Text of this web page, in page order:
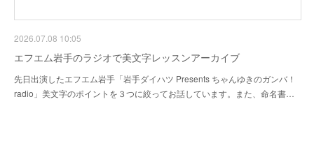
2026.07.08 10:05
エフエム岩手のラジオで美文字レッスンアーカイブ
先日出演したエフエム岩手「岩手ダイハツ Presents ちゃんゆきのガンバ！
radio」美文字のポイントを３つに絞ってお話しています。また、命名書…